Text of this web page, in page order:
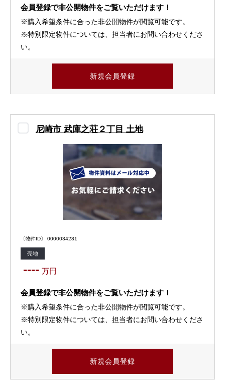
会員登録で非公開物件をご覧いただけます！
※購入希望条件に合った非公開物件が閲覧可能です。
※特別限定物件については、担当者にお問い合わせくださ
い。
新規会員登録
尼崎市 武庫之荘２丁目 土地
〔物件ID〕 0000034281
売地
---- 万円
会員登録で非公開物件をご覧いただけます！
※購入希望条件に合った非公開物件が閲覧可能です。
※特別限定物件については、担当者にお問い合わせくださ
い。
新規会員登録